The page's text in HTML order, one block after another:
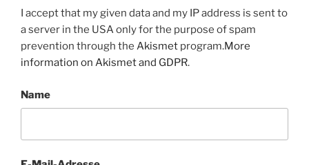
I accept that my given data and my IP address is sent to
a server in the USA only for the purpose of spam
prevention through the Akismet program.More
information on Akismet and GDPR.
Name